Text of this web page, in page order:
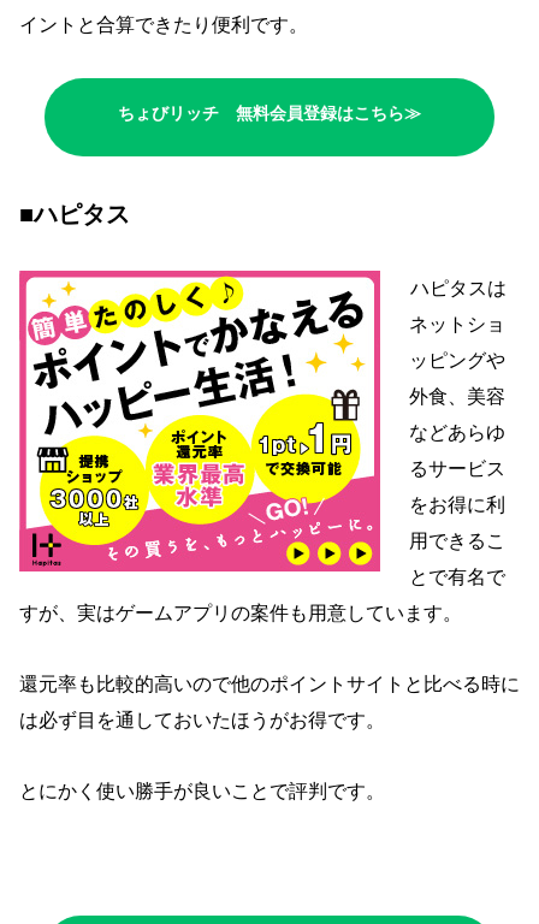
イントと合算できたり便利です。
ちょびリッチ 無料会員登録はこちら≫
■ハピタス
ハピタスは
ネットショ
ッピングや
外食、美容
などあらゆ
るサービス
をお得に利
用できるこ
とで有名で
すが、実はゲームアプリの案件も用意しています。
還元率も比較的高いので他のポイントサイトと比べる時に
は必ず目を通しておいたほうがお得です。
とにかく使い勝手が良いことで評判です。